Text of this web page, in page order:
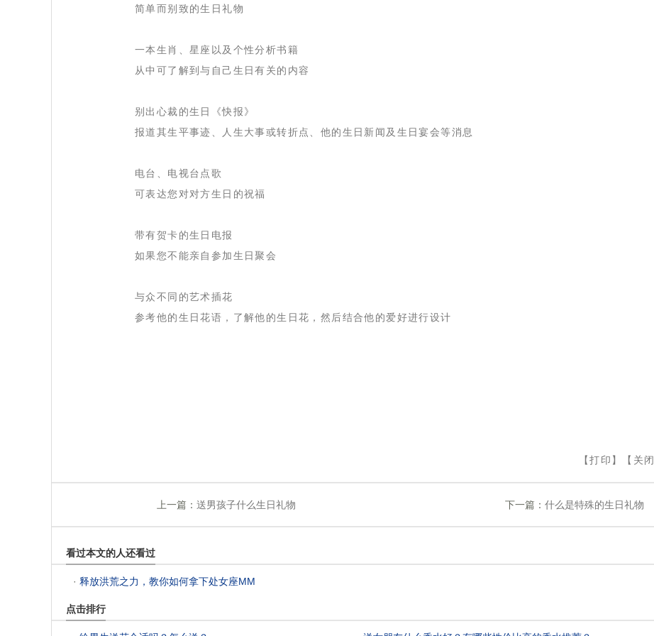
简单而别致的生日礼物
一本生肖、星座以及个性分析书籍
从中可了解到与自己生日有关的内容
别出心裁的生日《快报》
报道其生平事迹、人生大事或转折点、他的生日新闻及生日宴会等消息
电台、电视台点歌
可表达您对对方生日的祝福
带有贺卡的生日电报
如果您不能亲自参加生日聚会
与众不同的艺术插花
参考他的生日花语，了解他的生日花，然后结合他的爱好进行设计
【打印 】【 关闭
上一篇： 送男孩子什么生日礼物 下一篇：什么是特殊的生日礼物
看过本文的人还看过
· 释放洪荒之力，教你如何拿下处女座MM
点击排行